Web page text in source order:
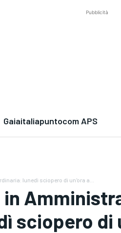
Pubblicità
Gaiaitaliapuntocom APS
lunedì sciopero di un'ora a...
sciopero di